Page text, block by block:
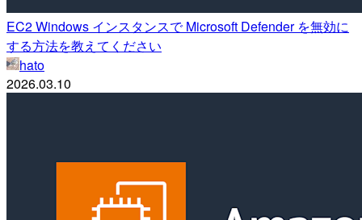
EC2 Windows インスタンスで Microsoft Defender を無効に
する方法を教えてください
hato
2026.03.10